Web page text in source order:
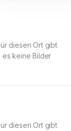
diesen Ort gibt
es keine Bilder
diesen Ort gibt